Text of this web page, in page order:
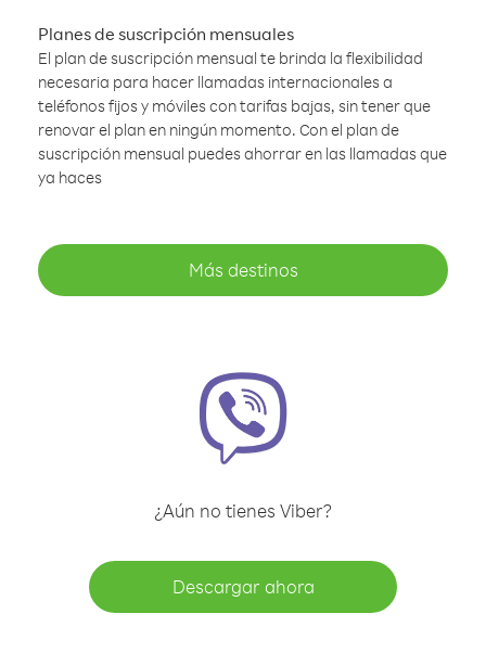
Planes de suscripción mensuales
El plan de suscripción mensual te brinda la flexibilidad
necesaria para hacer llamadas internacionales a
teléfonos fijos y móviles con tarifas bajas, sin tener que
renovar el plan en ningún momento. Con el plan de
suscripción mensual puedes ahorrar en las llamadas que
ya haces
Más destinos
¿Aún no tienes Viber?
Descargar ahora